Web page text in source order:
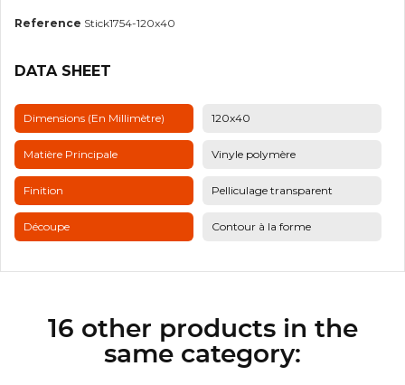
Reference Stick1754-120x40
DATA SHEET
Dimensions (en Millimètre) 120x40
Matière Principale Vinyle polymère
Finition Pelliculage transparent
Découpe Contour à la forme
16 other products in the
same category: